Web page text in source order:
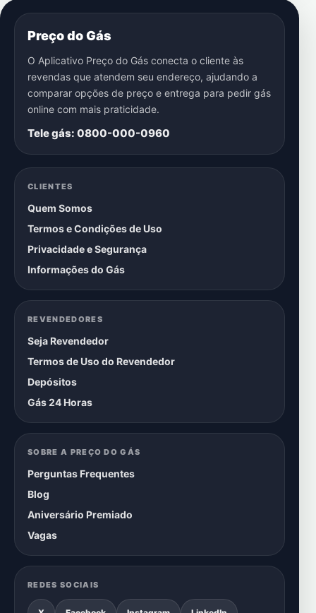
Preço do Gás
O Aplicativo Preço do Gás conecta o cliente às
revendas que atendem seu endereço, ajudando a
comparar opções de preço e entrega para pedir gás
online com mais praticidade.
Tele gás: 0800-000-0960
CLIENTES
Quem Somos
Termos e Condições de Uso
Privacidade e Segurança
Informações do Gás
REVENDEDORES
Seja Revendedor
Termos de Uso do Revendedor
Depósitos
Gás 24 Horas
SOBRE A PREÇO DO GÁS
Perguntas Frequentes
Blog
Aniversário Premiado
Vagas
REDES SOCIAIS